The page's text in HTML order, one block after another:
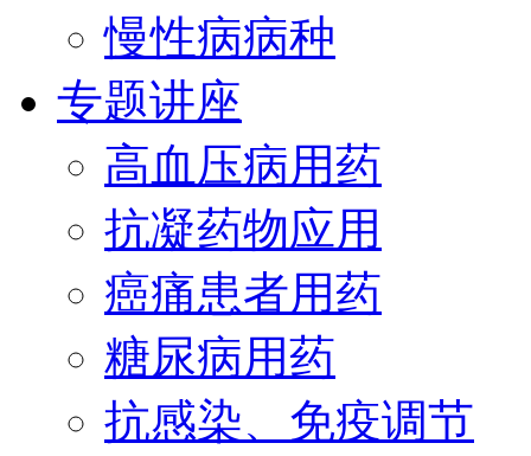
慢性病病种
专题讲座
高血压病用药
抗凝药物应用
癌痛患者用药
糖尿病用药
抗感染、免疫调节